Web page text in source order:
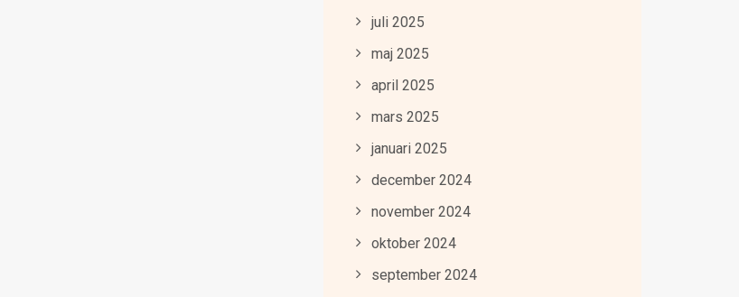
juli 2025
maj 2025
april 2025
mars 2025
januari 2025
december 2024
november 2024
oktober 2024
september 2024